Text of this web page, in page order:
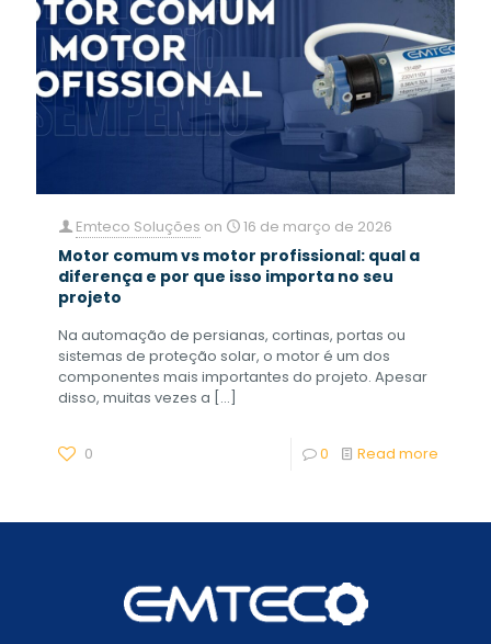
Emteco Soluções on 16 de março de 2026
Motor comum vs motor profissional: qual a
diferença e por que isso importa no seu
projeto
Na automação de persianas, cortinas, portas ou
sistemas de proteção solar, o motor é um dos
componentes mais importantes do projeto. Apesar
disso, muitas vezes a […]
0 0 Read more